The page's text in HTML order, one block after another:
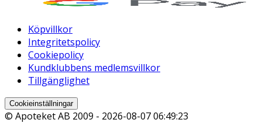
Köpvillkor
Integritetspolicy
Cookiepolicy
Kundklubbens medlemsvillkor
Tillgänglighet
Cookieinställningar
© Apoteket AB 2009 - 2026-08-07 06:49:23